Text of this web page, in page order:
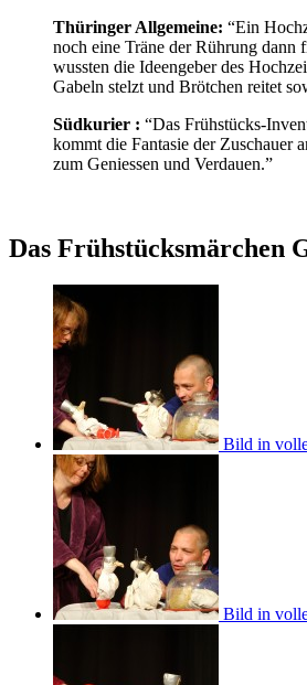
Thüringer Allgemeine: “Ein
noch eine Träne der Rührung
wussten die Ideengeber des
Gabeln stelzt und Brötchen reitet
Südkurier : “Das Frühstücks-
kommt die Fantasie der Zuschauer
zum Geniessen und Verdauen.”
Das Frühstücksmärchen
Bild in
Bild in